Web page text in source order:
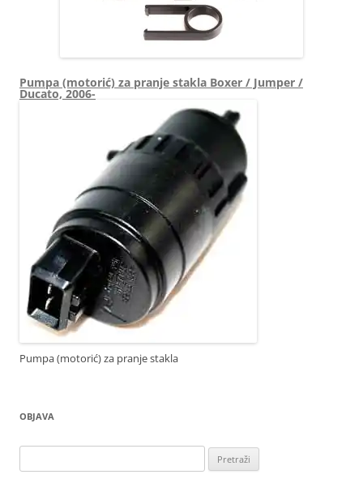
Pumpa (motorić) za pranje stakla Boxer / Jumper /
Ducato, 2006-
Pumpa (motorić) za pranje stakla
OBJAVA